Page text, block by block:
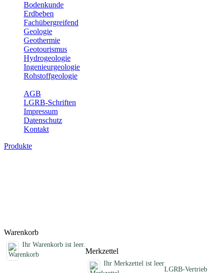
Bodenkunde
Erdbeben
Fachübergreifend
Geologie
Geothermie
Geotourismus
Hydrogeologie
Ingenieurgeologie
Rohstoffgeologie
AGB
LGRB-Schriften
Impressum
Datenschutz
Kontakt
Produkte
Warenkorb
Ihr Warenkorb ist leer.
Merkzettel
Ihr Merkzettel ist leer
LGRB-Vertrieb